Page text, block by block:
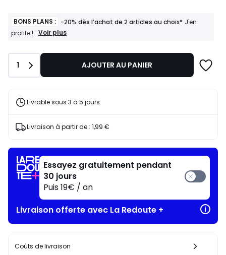
BONS PLANS : -20% dès l’achat de 2 articles au choix* J'en
profite !
BONS
-20%
l’achat
articles
J'en
Voir plus
Quantité
1 AJOUTER AU PANIER
Livrable sous 3 à 5 jours.
Livraison à partir de : 1,99 €
Essayez gratuitement pendant
30 jours
Puis 19€ / an
Livraison offerte avec La Redoute +
Coûts de livraison